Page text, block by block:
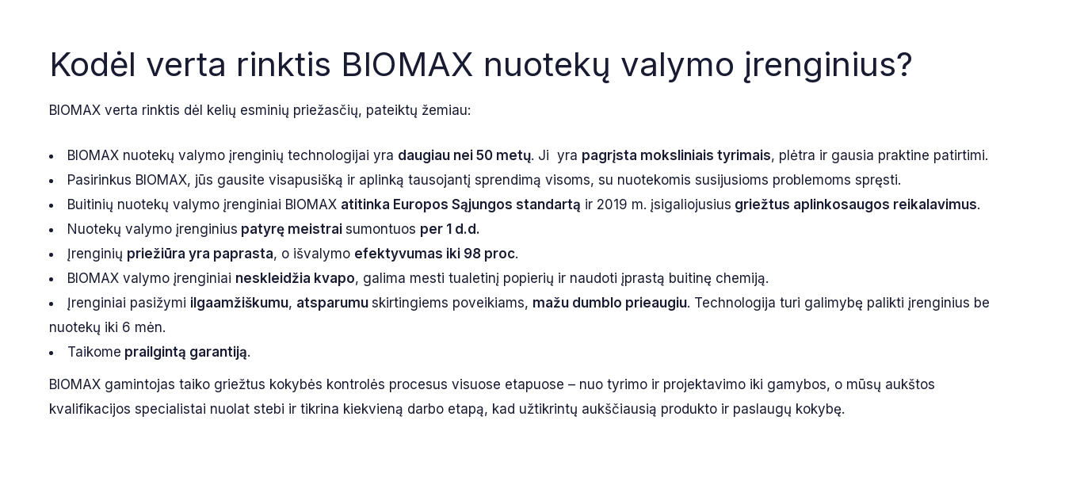
Kodėl verta rinktis BIOMAX nuotekų valymo įrenginius?
BIOMAX verta rinktis dėl kelių esminių priežasčių, pateiktų žemiau:
BIOMAX nuotekų valymo įrenginių technologijai yra daugiau nei 50 metų. Ji yra pagrįsta moksliniais tyrimais, plėtra ir gausia praktine patirtimi.
Pasirinkus BIOMAX, jūs gausite visapusišką ir aplinką tausojantį sprendimą visoms, su nuotekomis susijusioms problemoms spręsti.
Buitinių nuotekų valymo įrenginiai BIOMAX atitinka Europos Sąjungos standartą ir 2019 m. įsigaliojusius griežtus aplinkosaugos reikalavimus.
Nuotekų valymo įrenginius patyrę meistrai sumontuos per 1 d.d.
Įrenginių priežiūra yra paprasta, o išvalymo efektyvumas iki 98 proc.
BIOMAX valymo įrenginiai neskleidžia kvapo, galima mesti tualetinį popierių ir naudoti įprastą buitinę chemiją.
Įrenginiai pasižymi ilgaamžiškumu, atsparumu skirtingiems poveikiams, mažu dumblo prieaugiu. Technologija turi galimybę palikti įrenginius be
nuotekų iki 6 mėn.
Taikome prailgintą garantiją.
BIOMAX gamintojas taiko griežtus kokybės kontrolės procesus visuose etapuose – nuo tyrimo ir projektavimo iki gamybos, o mūsų aukštos
kvalifikacijos specialistai nuolat stebi ir tikrina kiekvieną darbo etapą, kad užtikrintų aukščiausią produkto ir paslaugų kokybę.